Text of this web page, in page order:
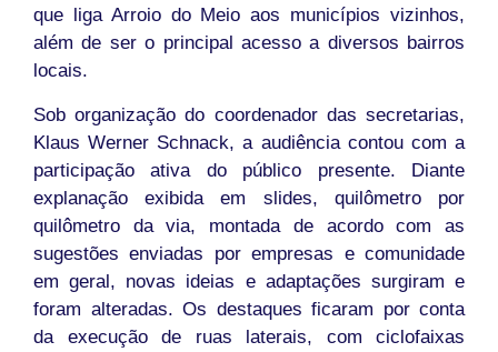
que liga Arroio do Meio aos municípios vizinhos,
além de ser o principal acesso a diversos bairros
locais.
Sob organização do coordenador das secretarias,
Klaus Werner Schnack, a audiência contou com a
participação ativa do público presente. Diante
explanação exibida em slides, quilômetro por
quilômetro da via, montada de acordo com as
sugestões enviadas por empresas e comunidade
em geral, novas ideias e adaptações surgiram e
foram alteradas. Os destaques ficaram por conta
da execução de ruas laterais, com ciclofaixas